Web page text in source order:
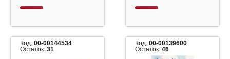
Код: 00-00144534
Остаток: 31
Код:00-00139600
Остаток:46